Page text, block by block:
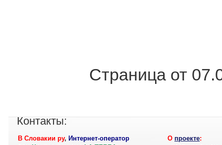
Страница от
Контакты:
В Словакии ру, Интернет-оператор
О проекте: